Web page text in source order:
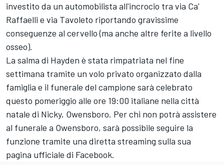
investito da un automobilista all'incrocio tra via Ca'
Raffaelli e via Tavoleto riportando gravissime
conseguenze al cervello (ma anche altre ferite a livello
osseo).
La salma di Hayden è stata rimpatriata nel fine
settimana tramite un volo privato organizzato dalla
famiglia e il funerale del campione sarà celebrato
questo pomeriggio alle ore 19:00 italiane nella città
natale di Nicky, Owensboro. Per chi non potrà assistere
al funerale a Owensboro, sarà possibile seguire la
funzione tramite una diretta streaming sulla sua
pagina ufficiale di Facebook.